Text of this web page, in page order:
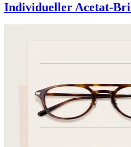
Individueller Acetat-